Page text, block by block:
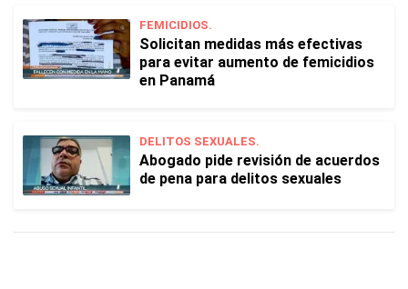
FEMICIDIOS.
Solicitan medidas más efectivas
para evitar aumento de femicidios
en Panamá
DELITOS SEXUALES.
Abogado pide revisión de acuerdos
de pena para delitos sexuales